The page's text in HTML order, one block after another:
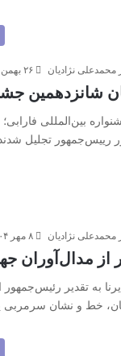
نژادیان ۲۶ بهمن ۱۴۰۴ ۲۳:۴۷
شانزدهمین
بین‌المللی
رییس‌جمهور تجلیل
نژادیان ۸ مهر ۱۴۰۴ ۱۵:۴۹
از مدال‌آوران
۸ مهرماه ایرنا به تقدیر
خط و نشان سرمربی